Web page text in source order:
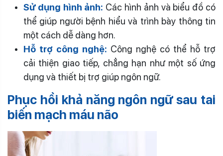
Sử dụng hình ảnh: Các hình ảnh và biểu đồ có
thể giúp người bệnh hiểu và trình bày thông tin
một cách dễ dàng hơn.
Hỗ trợ công nghệ: Công nghệ có thể hỗ trợ
cải thiện giao tiếp, chẳng hạn như một số ứng
dụng và thiết bị trợ giúp ngôn ngữ.
Phục hồi khả năng ngôn ngữ sau tai
biến mạch máu não